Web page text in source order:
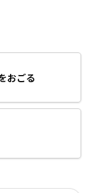
おごる